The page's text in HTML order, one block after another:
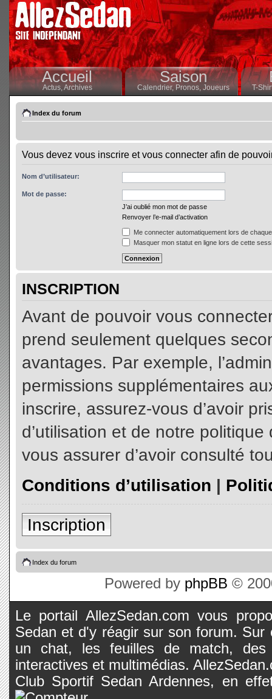
Accueil
Actus,Archives
Saison
Calendrier,Pronos, Joueurs T-
Index du forum
Vous devez vous inscrire et vous connecter afin de
Nom d’utilisateur:
Mot de passe:
J’ai oublié mon mot de passe
Renvoyer l’e-mail d’activation
Me connecter automatiquement lors de
Masquer mon statut en ligne lors de cette
INSCRIPTION
Avant de pouvoir vous
prend seulement quelques
avantages. Par exemple,
permissions supplémentaires
inscrire, assurez-vous d’avoir
d’utilisation et de notre
vous assurer d’avoir consulté
Conditions d’utilisation |
Inscription
Index du forum
Powered by phpBB ©
Le portail AllezSedan.com vous
Sedan et d'y réagir sur son forum.
un chat, les feuilles de match, des
interactives et multimédias.
Club Sportif Sedan Ardennes, en